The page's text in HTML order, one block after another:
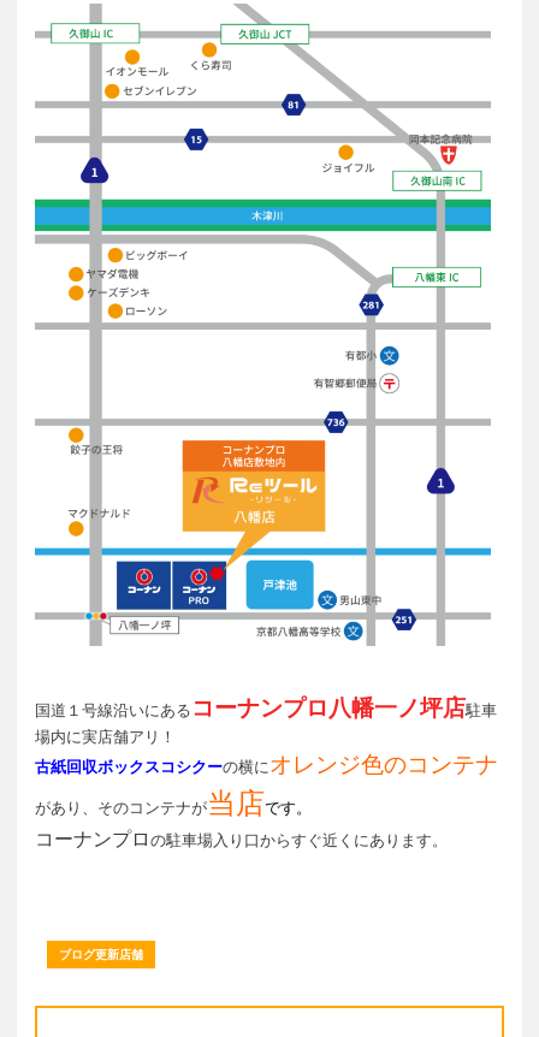
国道１号線沿いにある コーナンプロ八幡一ノ坪店駐車
場内に実店舗アリ！
古紙回収ボックスコシクーの横にオレンジ色のコンテナ
があり、そのコンテナが当店です。
コーナンプロ の駐車場入り口からすぐ近くにあります。
ブログ更新店舗